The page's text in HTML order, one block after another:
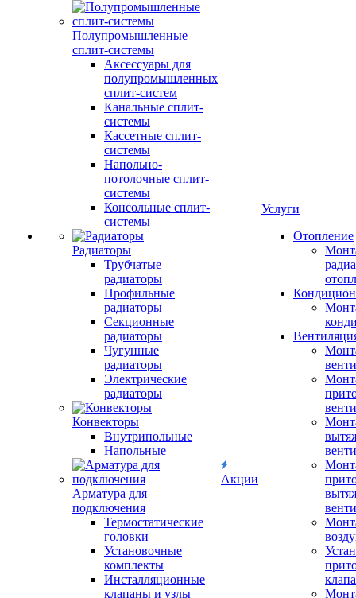
Полупромышленные
сплит-системы
Аксессуары для
полупромышленных
сплит-систем
Канальные сплит-
системы
Кассетные сплит-
системы
Напольно-
потолочные сплит-
системы
Консольные сплит-
системы
Радиаторы
Трубчатые
радиаторы
Профильные
радиаторы
Секционные
радиаторы
Чугунные
радиаторы
Электрические
радиаторы
Конвекторы
Внутрипольные
Напольные
Арматура для
подключения
Термостатические
головки
Установочные
комплекты
Инсталляционные
клапаны и узлы
Акции
Услуги
Отопление